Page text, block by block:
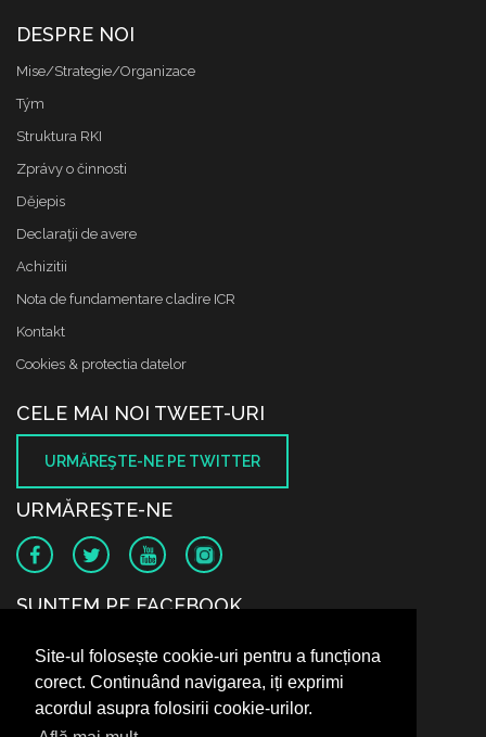
Site-ul folosește cookie-uri pentru a funcționa
corect. Continuând navigarea, iți exprimi
acordul asupra folosirii cookie-urilor.
DESPRE NOI
Mise/Strategie/Organizace
Tým
Struktura RKI
Zprávy o činnosti
Dějepis
Declaraţii de avere
Achizitii
Nota de fundamentare cladire ICR
Kontakt
Cookies & protectia datelor
CELE MAI NOI TWEET-URI
URMĂREŞTE-NE PE TWITTER
URMĂREŞTE-NE
SUNTEM PE FACEBOOK